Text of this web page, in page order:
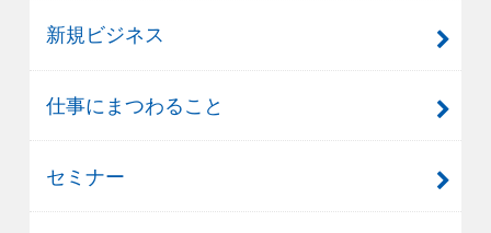
新規ビジネス
仕事にまつわること
セミナー